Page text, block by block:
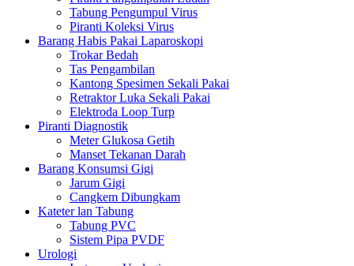
Tabung Pengumpul Virus
Piranti Koleksi Virus
Barang Habis Pakai Laparoskopi
Trokar Bedah
Tas Pengambilan
Kantong Spesimen Sekali Pakai
Retraktor Luka Sekali Pakai
Elektroda Loop Turp
Piranti Diagnostik
Meter Glukosa Getih
Manset Tekanan Darah
Barang Konsumsi Gigi
Jarum Gigi
Cangkem Dibungkam
Kateter lan Tabung
Tabung PVC
Sistem Pipa PVDF
Urologi